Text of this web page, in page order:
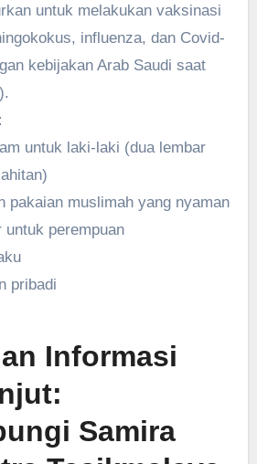
untuk melakukan vaksinasi
influenza, dan Covid-
kebijakan Arab Saudi saat
untuk laki-laki (dua lembar
pakaian muslimah yang nyaman
untuk perempuan
pribadi
Informasi
Samira